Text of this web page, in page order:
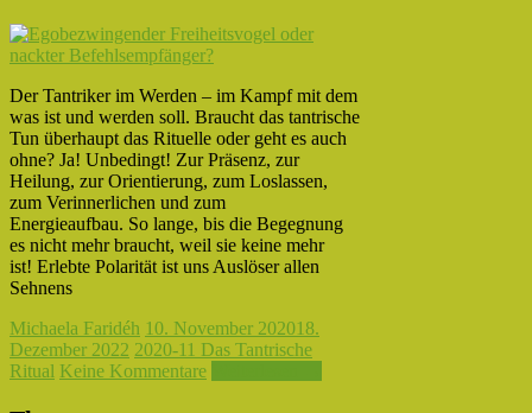
Der Tantriker im Werden – im Kampf mit dem
was ist und werden soll. Braucht das tantrische
Tun überhaupt das Rituelle oder geht es auch
ohne? Ja! Unbedingt! Zur Präsenz, zur
Heilung, zur Orientierung, zum Loslassen,
zum Verinnerlichen und zum
Energieaufbau. So lange, bis die Begegnung
es nicht mehr braucht, weil sie keine mehr
ist! Erlebte Polarität ist uns Auslöser allen
Sehnens
Michaela Faridéh 10. November 202018.
Dezember 2022 2020-11 Das Tantrische
Ritual Keine Kommentare